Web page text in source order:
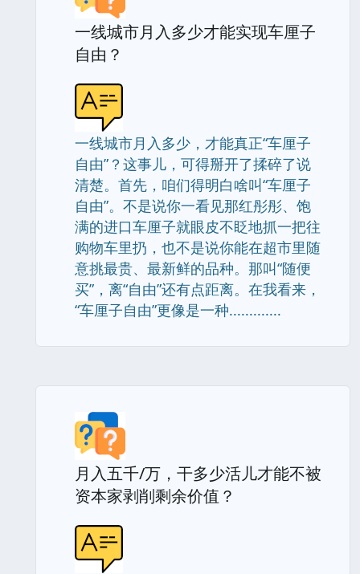
一线城市月入多少才能实现车厘子
自由？
一线城市月入多少，才能真正“车厘子
自由”？这事儿，可得掰开了揉碎了说
清楚。首先，咱们得明白啥叫“车厘子
自由”。不是说你一看见那红彤彤、饱
满的进口车厘子就眼皮不眨地抓一把往
购物车里扔，也不是说你能在超市里随
意挑最贵、最新鲜的品种。那叫“随便
买”，离“自由”还有点距离。在我看来，
“车厘子自由”更像是一种.............
月入五千/万，干多少活儿才能不被
资本家剥削剩余价值？